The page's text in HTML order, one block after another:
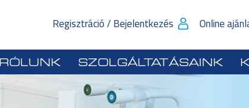
Regisztráció / Bejelentkezés Online
RÓLUNK SZOLGÁLTATÁSAINK